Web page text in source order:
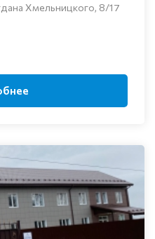
Хмельницкого, 8/17